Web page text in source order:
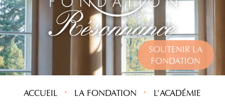
SOUTENIR LA
FONDATION
ACCUEIL LA FONDATION L’ACADÉMIE